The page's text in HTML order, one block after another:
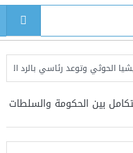
وتوعد رئاسي بالرد الحازم
بين الحكومة والسلطات